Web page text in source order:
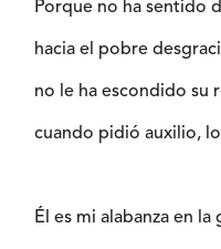
Porque no ha sentido
hacia el pobre
no le ha escondido su
cuando pidió auxilio,
Él es mi alabanza en la